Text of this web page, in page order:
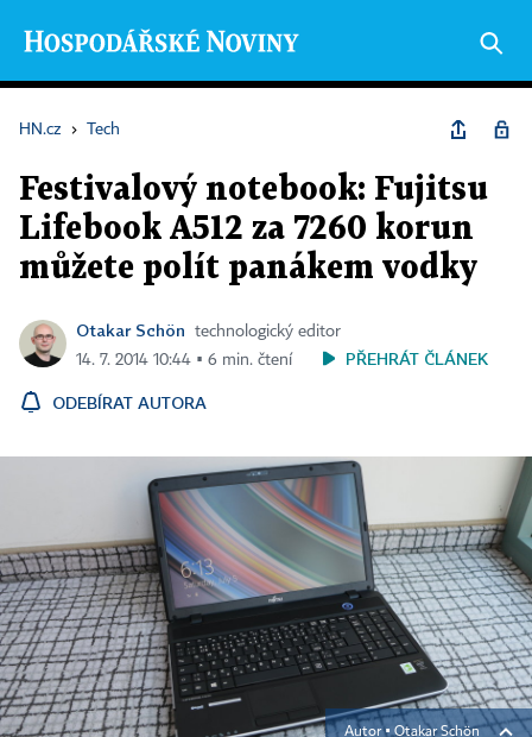
HN.cz › Tech
Festivalový notebook: Fujitsu
Lifebook A512 za 7260 korun
můžete polít panákem vodky
Otakar Schön
technologický editor
14. 7. 2014 10:44 ▪ 6 min. čtení
PŘEHRÁT ČLÁNEK
ODEBÍRAT AUTORA
Autor ▪Otakar Schön